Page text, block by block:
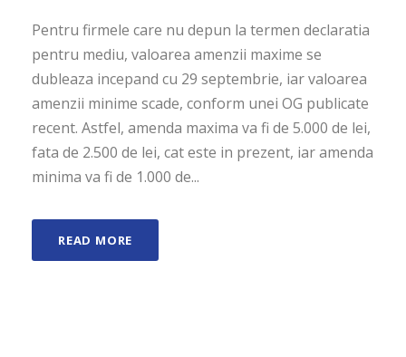
Pentru firmele care nu depun la termen declaratia
pentru mediu, valoarea amenzii maxime se
dubleaza incepand cu 29 septembrie, iar valoarea
amenzii minime scade, conform unei OG publicate
recent. Astfel, amenda maxima va fi de 5.000 de lei,
fata de 2.500 de lei, cat este in prezent, iar amenda
minima va fi de 1.000 de...
READ MORE